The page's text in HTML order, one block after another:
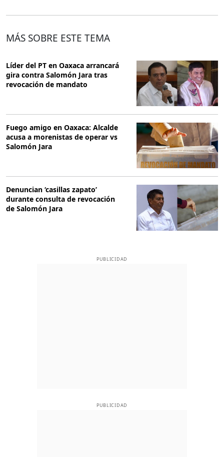
MÁS SOBRE ESTE TEMA
Líder del PT en Oaxaca arrancará
gira contra Salomón Jara tras
revocación de mandato
Fuego amigo en Oaxaca: Alcalde
acusa a morenistas de operar vs
Salomón Jara
Denuncian ‘casillas zapato’
durante consulta de revocación
de Salomón Jara
PUBLICIDAD
PUBLICIDAD